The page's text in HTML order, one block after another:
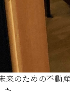
来のための不動